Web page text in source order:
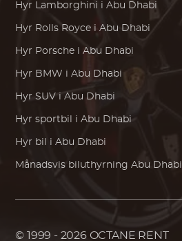
Hyr Lamborghini i Abu Dhabi
Hyr Rolls Royce i Abu Dhabi
Hyr Porsche i Abu Dhabi
Hyr BMW i Abu Dhabi
Hyr SUV i Abu Dhabi
Hyr sportbil i Abu Dhabi
Hyr bil i Abu Dhabi
Månadsvis biluthyrning Abu Dhabi
© 1999 - 2026 OCTANE RENT